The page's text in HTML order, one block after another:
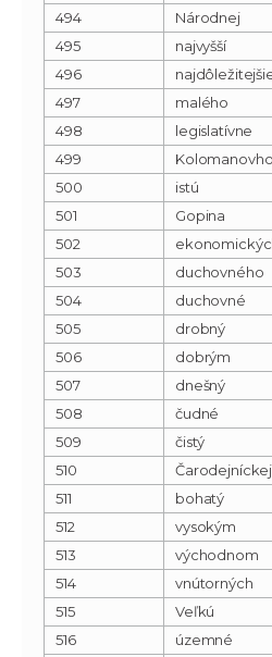
494
Národnej
495
najvyšší
496
497
malého
498
legislatívne
499
Kolomanovho
500
istú
501
Gopina
502
503
duchovného
504
duchovné
505
drobný
506
dobrým
507
dnešný
508
čudné
509
čistý
510
Čarodejníckej
511
bohatý
512
vysokým
513
východnom
514
vnútorných
515
Veľkú
516
územné